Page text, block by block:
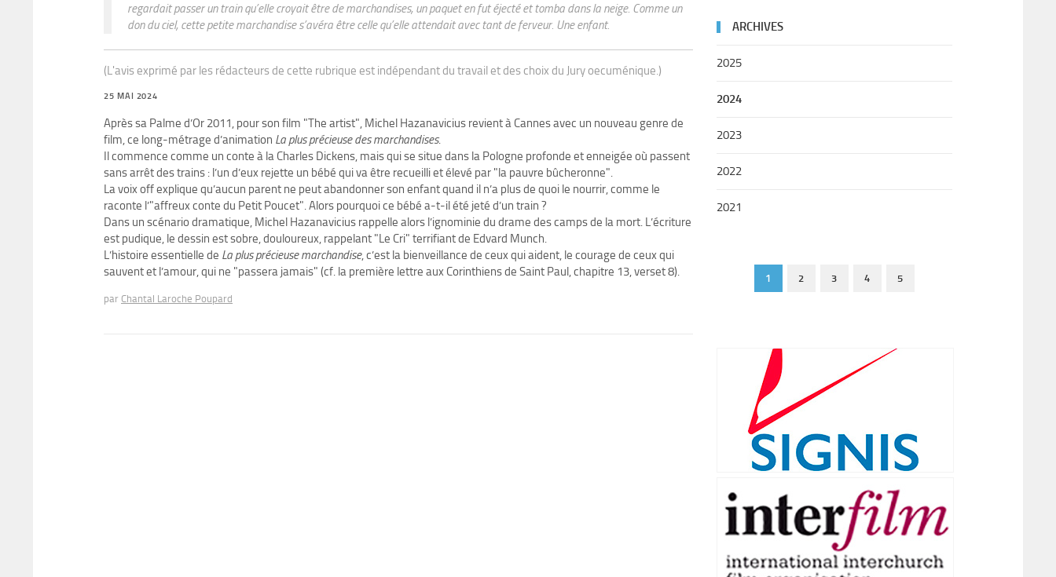
regardait passer un train qu’elle croyait être de marchandises, un paquet en fut éjecté et tomba dans la neige. Comme un
don du ciel, cette petite marchandise s’avéra être celle qu’elle attendait avec tant de ferveur. Une enfant.
(L'avis exprimé par les rédacteurs de cette rubrique est indépendant du travail et des choix du Jury oecuménique.)
25 MAI 2024
Après sa Palme d’Or 2011, pour son film "The artist", Michel Hazanavicius revient à Cannes avec un nouveau genre de
film, ce long-métrage d’animation La plus précieuse des marchandises.
Il commence comme un conte à la Charles Dickens, mais qui se situe dans la Pologne profonde et enneigée où passent
sans arrêt des trains : l’un d’eux rejette un bébé qui va être recueilli et élevé par "la pauvre bûcheronne".
La voix off explique qu’aucun parent ne peut abandonner son enfant quand il n’a plus de quoi le nourrir, comme le
raconte l’"affreux conte du Petit Poucet". Alors pourquoi ce bébé a-t-il été jeté d’un train ?
Dans un scénario dramatique, Michel Hazanavicius rappelle alors l’ignominie du drame des camps de la mort. L’écriture
est pudique, le dessin est sobre, douloureux, rappelant "Le Cri" terrifiant de Edvard Munch.
L’histoire essentielle de La plus précieuse marchandise, c’est la bienveillance de ceux qui aident, le courage de ceux qui
sauvent et l’amour, qui ne "passera jamais" (cf. la première lettre aux Corinthiens de Saint Paul, chapitre 13, verset 8).
par Chantal Laroche Poupard
ARCHIVES
2025
2024
2023
2022
2021
1 2 3 4 5